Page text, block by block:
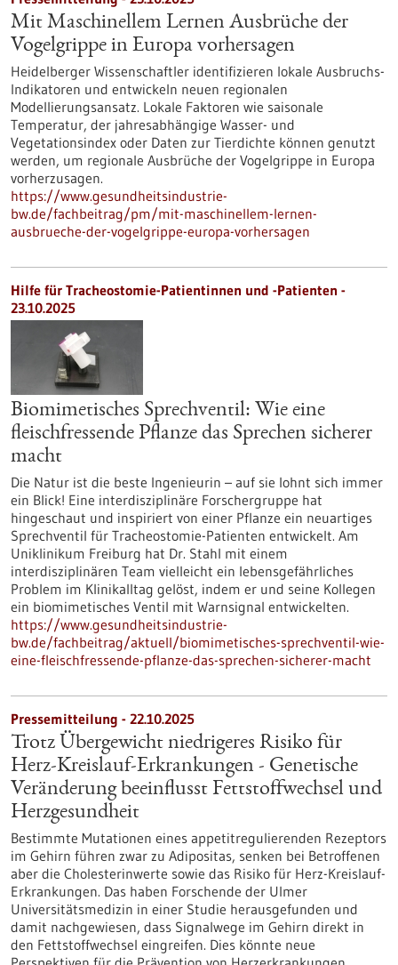
Mit Maschinellem Lernen Ausbrüche der
Vogelgrippe in Europa vorhersagen
Heidelberger Wissenschaftler identifizieren lokale Ausbruchs-
Indikatoren und entwickeln neuen regionalen
Modellierungsansatz. Lokale Faktoren wie saisonale
Temperatur, der jahresabhängige Wasser- und
Vegetationsindex oder Daten zur Tierdichte können genutzt
werden, um regionale Ausbrüche der Vogelgrippe in Europa
vorherzusagen.
https://www.gesundheitsindustrie-
bw.de/fachbeitrag/pm/mit-maschinellem-lernen-
ausbrueche-der-vogelgrippe-europa-vorhersagen
Hilfe für Tracheostomie-Patientinnen und -Patienten -
23.10.2025
Biomimetisches Sprechventil: Wie eine
fleischfressende Pflanze das Sprechen sicherer
macht
Die Natur ist die beste Ingenieurin – auf sie lohnt sich immer
ein Blick! Eine interdisziplinäre Forschergruppe hat
hingeschaut und inspiriert von einer Pflanze ein neuartiges
Sprechventil für Tracheostomie-Patienten entwickelt. Am
Uniklinikum Freiburg hat Dr. Stahl mit einem
interdisziplinären Team vielleicht ein lebensgefährliches
Problem im Klinikalltag gelöst, indem er und seine Kollegen
ein biomimetisches Ventil mit Warnsignal entwickelten.
https://www.gesundheitsindustrie-
bw.de/fachbeitrag/aktuell/biomimetisches-sprechventil-wie-
eine-fleischfressende-pflanze-das-sprechen-sicherer-macht
Pressemitteilung - 22.10.2025
Trotz Übergewicht niedrigeres Risiko für
Herz-Kreislauf-Erkrankungen - Genetische
Veränderung beeinflusst Fettstoffwechsel und
Herzgesundheit
Bestimmte Mutationen eines appetitregulierenden Rezeptors
im Gehirn führen zwar zu Adipositas, senken bei Betroffenen
aber die Cholesterinwerte sowie das Risiko für Herz-Kreislauf-
Erkrankungen. Das haben Forschende der Ulmer
Universitätsmedizin in einer Studie herausgefunden und
damit nachgewiesen, dass Signalwege im Gehirn direkt in
den Fettstoffwechsel eingreifen. Dies könnte neue